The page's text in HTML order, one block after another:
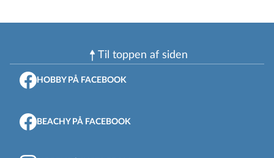
Til toppen af ​​siden
HOBBY PÅ FACEBOOK
BEACHY PÅ FACEBOOK